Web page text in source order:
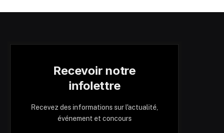
Recevoir notre
infolettre
Recevez des informations sur l'actualité,
événement et concours